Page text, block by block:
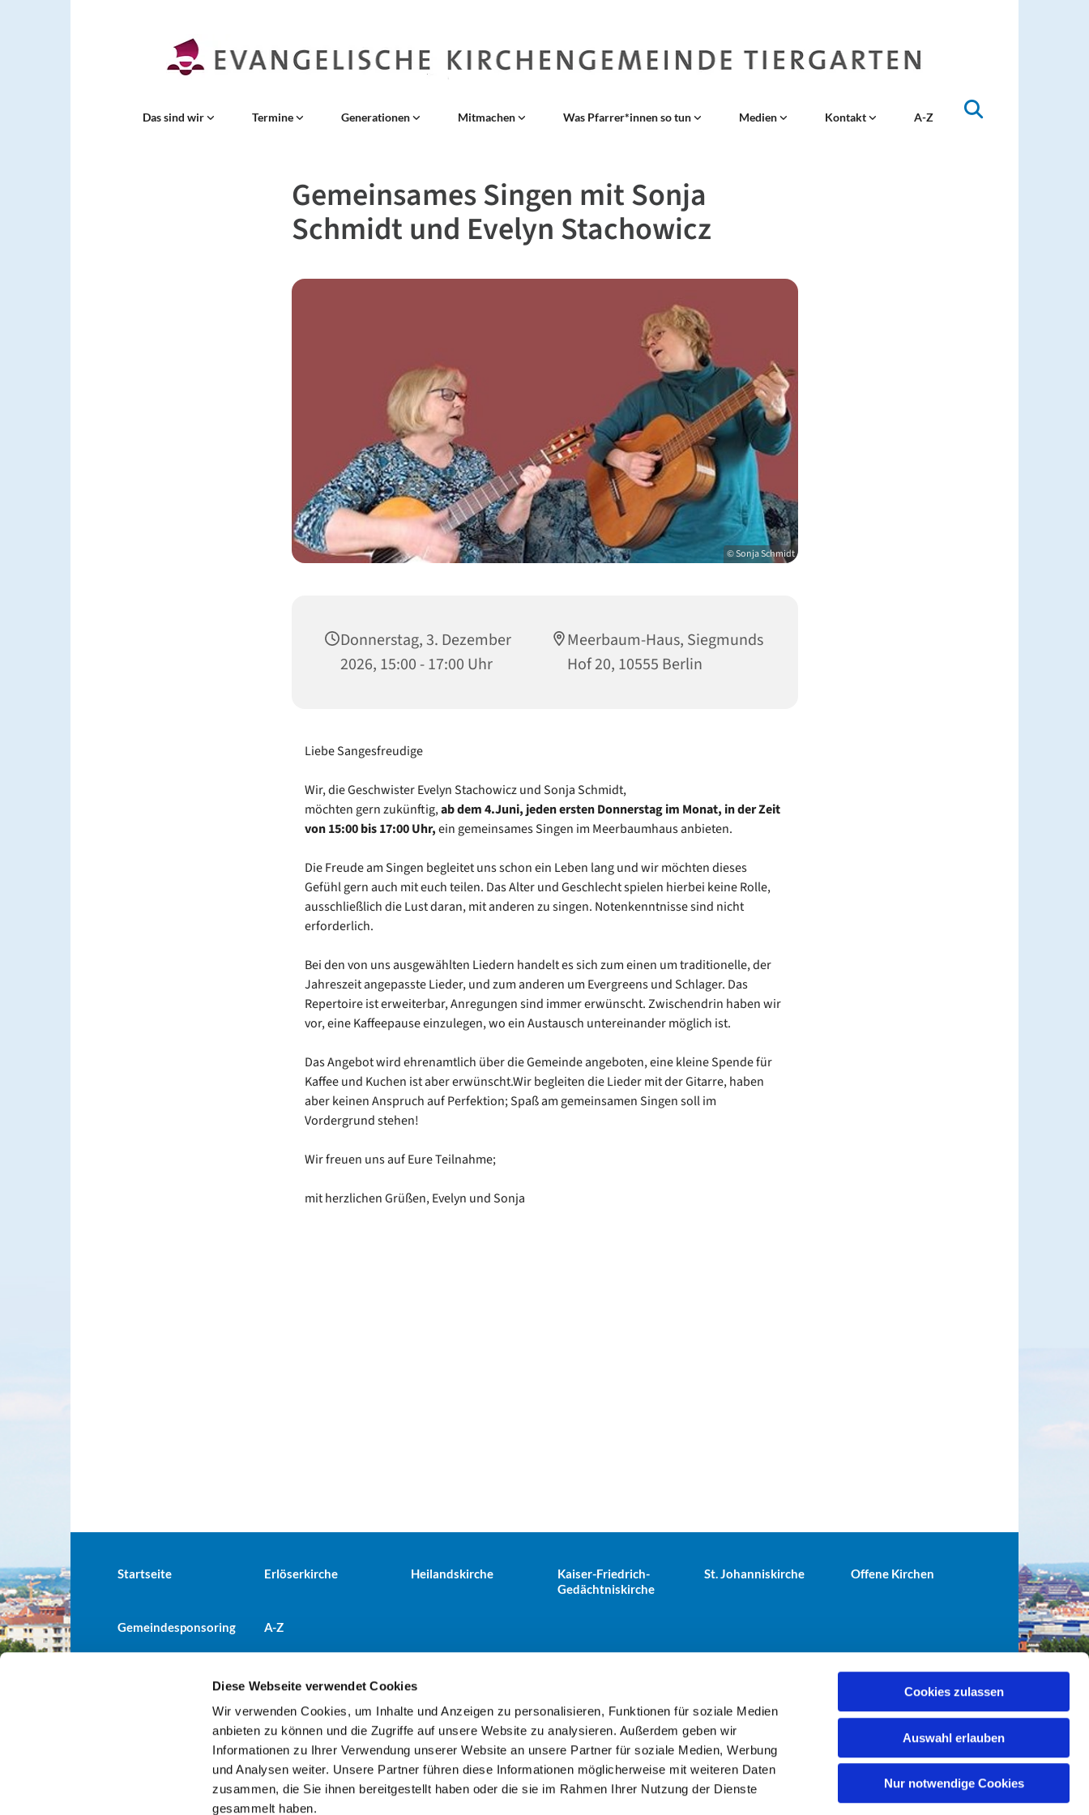
Diese Webseite verwendet Cookies
Wir verwenden Cookies, um Inhalte und Anzeigen zu personalisieren, Funktionen für soziale Medien
anbieten zu können und die Zugriffe auf unsere Website zu analysieren. Außerdem geben wir
Informationen zu Ihrer Verwendung unserer Website an unsere Partner für soziale Medien, Werbung
und Analysen weiter. Unsere Partner führen diese Informationen möglicherweise mit weiteren Daten
zusammen, die Sie ihnen bereitgestellt haben oder die sie im Rahmen Ihrer Nutzung der Dienste
gesammelt haben.
Cookies zulassen
Auswahl erlauben
Nur notwendige Cookies
Das sind wir Termine Generationen Mitmachen Was Pfarrer*innen so tun Medien Kontakt A-Z
Gemeinsames Singen mit Sonja
Schmidt und Evelyn Stachowicz
© Sonja Schmidt
Donnerstag, 3. Dezember
2026, 15:00 - 17:00 Uhr
Meerbaum-Haus, Siegmunds
Hof 20, 10555 Berlin
Liebe Sangesfreudige
Wir, die Geschwister Evelyn Stachowicz und Sonja Schmidt,
möchten gern zukünftig,ab dem 4.Juni, jeden ersten Donnerstag im Monat, in der Zeit
von 15:00 bis 17:00 Uhr,ein gemeinsames Singen im Meerbaumhaus anbieten.
Die Freude am Singen begleitet uns schon ein Leben lang und wir möchten dieses
Gefühl gern auch mit euch teilen. Das Alter und Geschlecht spielen hierbei keine Rolle,
ausschließlich die Lust daran, mit anderen zu singen. Notenkenntnisse sind nicht
erforderlich.
Bei den von uns ausgewählten Liedern handelt es sich zum einen um traditionelle, der
Jahreszeit angepasste Lieder, und zum anderen um Evergreens und Schlager. Das
Repertoire ist erweiterbar, Anregungen sind immer erwünscht. Zwischendrin haben wir
vor, eine Kaffeepause einzulegen, wo ein Austausch untereinander möglich ist.
Das Angebot wird ehrenamtlich über die Gemeinde angeboten, eine kleine Spende für
Kaffee und Kuchen ist aber erwünscht.Wir begleiten die Lieder mit der Gitarre, haben
aber keinen Anspruch auf Perfektion; Spaß am gemeinsamen Singen soll im
Vordergrund stehen!
Wir freuen uns auf Eure Teilnahme;
mit herzlichen Grüßen, Evelyn und Sonja
Startseite Erlöserkirche Heilandskirche
Kaiser-Friedrich-
Gedächtniskirche
St. Johanniskirche Offene Kirchen
Gemeindesponsoring A-Z
Evangelische Kirchengemeinde Tiergarten · Alt-Moabit 25, 10559 Berlin+49303943498 kuesterei@ev-gemeinde-tiergarten.de
Kontaktinformationen Impressum